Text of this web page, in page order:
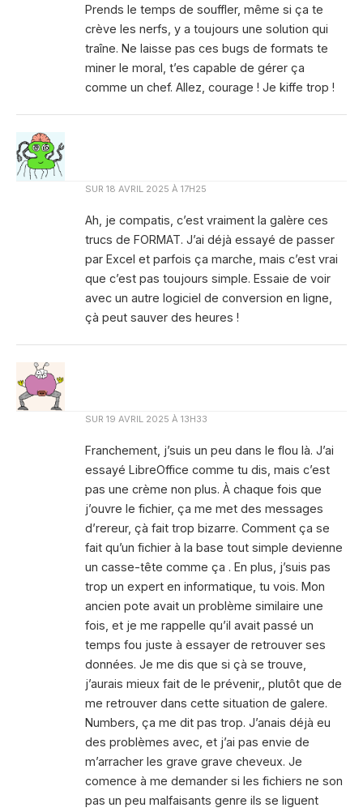
Prends le temps de souffler, même si ça te
crève les nerfs, y a toujours une solution qui
traîne. Ne laisse pas ces bugs de formats te
miner le moral, t’es capable de gérer ça
comme un chef. Allez, courage ! Je kiffe trop !
SUR 18 AVRIL 2025 À 17H25
Ah, je compatis, c’est vraiment la galère ces
trucs de FORMAT. J’ai déjà essayé de passer
par Excel et parfois ça marche, mais c’est vrai
que c’est pas toujours simple. Essaie de voir
avec un autre logiciel de conversion en ligne,
çà peut sauver des heures !
SUR 19 AVRIL 2025 À 13H33
Franchement, j’suis un peu dans le flou là. J’ai
essayé LibreOffice comme tu dis, mais c’est
pas une crème non plus. À chaque fois que
j’ouvre le fichier, ça me met des messages
d’rereur, çà fait trop bizarre. Comment ça se
fait qu’un fichier à la base tout simple devienne
un casse-tête comme ça . En plus, j’suis pas
trop un expert en informatique, tu vois. Mon
ancien pote avait un problème similaire une
fois, et je me rappelle qu’il avait passé un
temps fou juste à essayer de retrouver ses
données. Je me dis que si çà se trouve,
j’aurais mieux fait de le prévenir,, plutôt que de
me retrouver dans cette situation de galere.
Numbers, ça me dit pas trop. J’anais déjà eu
des problèmes avec, et j’ai pas envie de
m’arracher les grave grave cheveux. Je
comence à me demander si les fichiers ne son
pas un peu malfaisants genre ils se liguent